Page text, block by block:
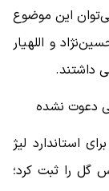
این موضوع
و اللهیار
داشتند.
۲۶-۲۰۲۵ در ۳۷ بازی برای استاندارد لیژ
۷ گل و صفر پاس گل را ثبت کرد؛